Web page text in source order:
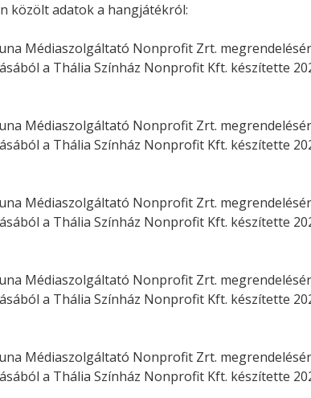
közölt adatok a hangjátékról:
Médiaszolgáltató Nonprofit Zrt.
a Thália Színház Nonprofit Kft. készítette
Médiaszolgáltató Nonprofit Zrt.
a Thália Színház Nonprofit Kft. készítette
Médiaszolgáltató Nonprofit Zrt.
a Thália Színház Nonprofit Kft. készítette
Médiaszolgáltató Nonprofit Zrt.
a Thália Színház Nonprofit Kft. készítette
Médiaszolgáltató Nonprofit Zrt.
a Thália Színház Nonprofit Kft. készítette